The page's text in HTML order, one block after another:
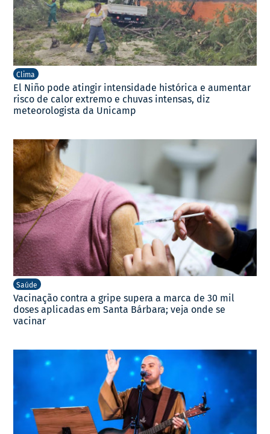
Clima
El Niño pode atingir intensidade histórica e aumentar
risco de calor extremo e chuvas intensas, diz
meteorologista da Unicamp
Saúde
Vacinação contra a gripe supera a marca de 30 mil
doses aplicadas em Santa Bárbara; veja onde se
vacinar